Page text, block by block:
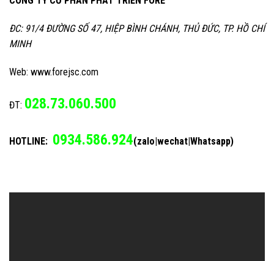
ĐC: 91/4 ĐƯỜNG SỐ 47, HIỆP BÌNH CHÁNH, THỦ ĐỨC, TP. HỒ CHÍ
MINH
Web: www.forejsc.com
ĐT: 028.73.060.500
HOTLINE: 0934.586.924(zalo|wechat|Whatsapp)